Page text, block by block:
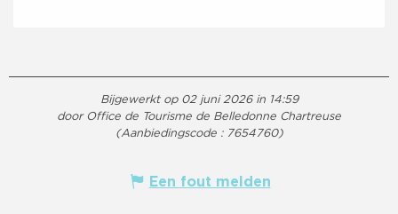
Bijgewerkt op 02 juni 2026 in 14:59
door Office de Tourisme de Belledonne Chartreuse
(Aanbiedingscode : 7654760)
Een fout melden